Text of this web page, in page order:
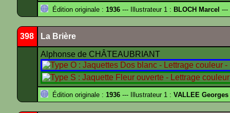
Édition originale : 1936 --- Illustrateur 1 : BLOCH Marcel ---
398 La Brière
Alphonse de CHÂTEAUBRIANT
Édition originale : 1936 --- Illustrateur 1 : VALLEE Georges